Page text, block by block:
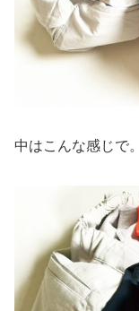
中はこんな感じで。